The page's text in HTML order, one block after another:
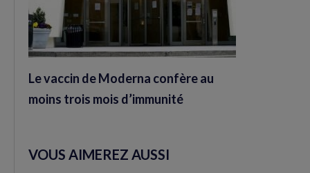
Le vaccin de Moderna confère au
moins trois mois d’immunité
VOUS AIMEREZ AUSSI